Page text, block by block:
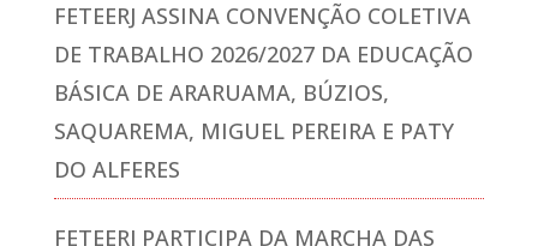
FETEERJ ASSINA CONVENÇÃO COLETIVA
DE TRABALHO 2026/2027 DA EDUCAÇÃO
BÁSICA DE ARARUAMA, BÚZIOS,
SAQUAREMA, MIGUEL PEREIRA E PATY
DO ALFERES
FETEERJ PARTICIPA DA MARCHA DAS